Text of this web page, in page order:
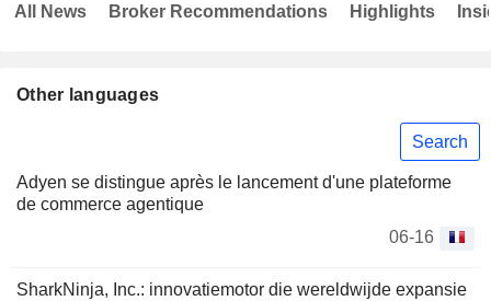
Other languages
Search
Adyen se distingue après le lancement d'une plateforme
de commerce agentique
06-16
SharkNinja, Inc.: innovatiemotor die wereldwijde expansie
All News Broker Recommendations Highlights